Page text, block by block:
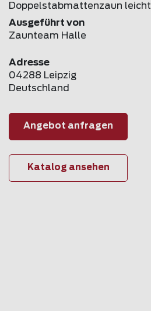
Doppelstabmattenzaun leicht
Ausgeführt von
Zaunteam Halle
Adresse
04288 Leipzig
Deutschland
Angebot anfragen
Katalog ansehen